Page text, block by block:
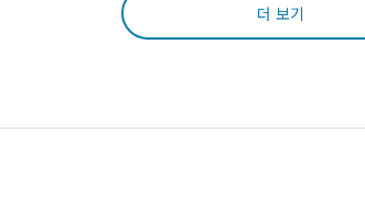
더 보기